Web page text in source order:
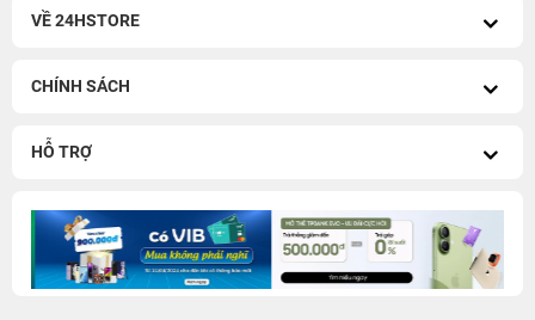
VỀ 24HSTORE
CHÍNH SÁCH
HỖ TRỢ